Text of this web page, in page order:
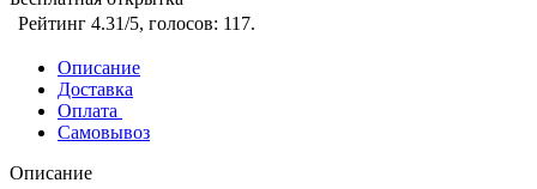
Рейтинг 4.31/5, голосов: 117.
Описание
Доставка
Оплата
Самовывоз
Описание